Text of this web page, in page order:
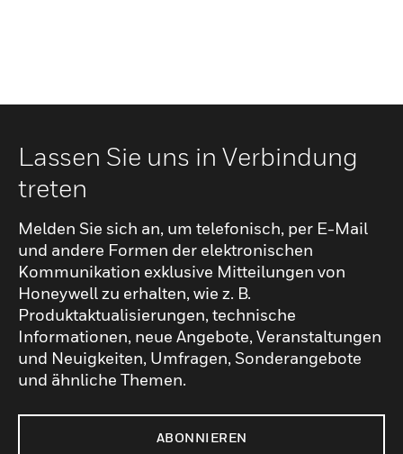
Lassen Sie uns in Verbindung
treten
Melden Sie sich an, um telefonisch, per E-Mail
und andere Formen der elektronischen
Kommunikation exklusive Mitteilungen von
Honeywell zu erhalten, wie z. B.
Produktaktualisierungen, technische
Informationen, neue Angebote, Veranstaltungen
und Neuigkeiten, Umfragen, Sonderangebote
und ähnliche Themen.
ABONNIEREN